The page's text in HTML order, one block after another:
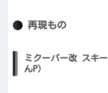
再現もの
ミクーパー改 スキ
んP）